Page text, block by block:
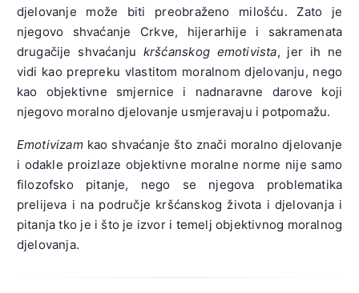
djelovanje može biti preobraženo milošću. Zato je
njegovo shvaćanje Crkve, hijerarhije i sakramenata
drugačije shvaćanju kršćanskog emotivista, jer ih ne
vidi kao prepreku vlastitom moralnom djelovanju, nego
kao objektivne smjernice i nadnaravne darove koji
njegovo moralno djelovanje usmjeravaju i potpomažu.
Emotivizamkao shvaćanje što znači moralno djelovanje
i odakle proizlaze objektivne moralne norme nije samo
filozofsko pitanje, nego se njegova problematika
prelijeva i na područje kršćanskog života i djelovanja i
pitanja tko je i što je izvor i temelj objektivnog moralnog
djelovanja.